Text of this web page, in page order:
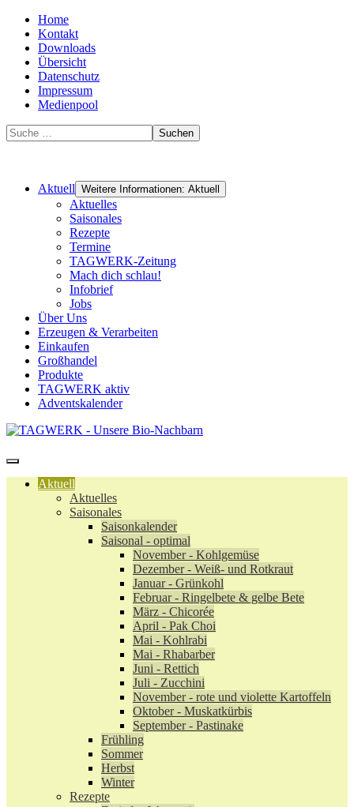
Home
Kontakt
Downloads
Übersicht
Datenschutz
Impressum
Medienpool
Suchen
Aktuell Weitere Informationen: Aktuell
Aktuelles
Saisonales
Rezepte
Termine
TAGWERK-Zeitung
Mach dich schlau!
Infobrief
Jobs
Über Uns
Erzeugen & Verarbeiten
Einkaufen
Großhandel
Produkte
TAGWERK aktiv
Adventskalender
Aktuell
Aktuelles
Saisonales
Saisonkalender
Saisonal - optimal
November - Kohlgemüse
Dezember - Weiß- und Rotkraut
Januar - Grünkohl
Februar - Ringelbete & gelbe Bete
März - Chicorée
April - Pak Choi
Mai - Kohlrabi
Mai - Rhabarber
Juni - Rettich
Juli - Zucchini
November - rote und violette Kartoffeln
Oktober - Muskatkürbis
September - Pastinake
Frühling
Sommer
Herbst
Winter
Rezepte